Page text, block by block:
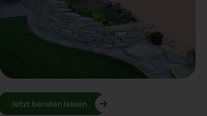
Jetzt beraten lassen